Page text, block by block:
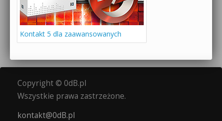
Kontakt 5 dla zaawansowanych
Copyright © 0dB.pl
Wszystkie prawa zastrzeżone.
kontakt@0dB.pl